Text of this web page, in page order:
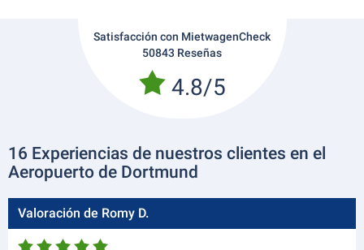
Satisfacción con MietwagenCheck
50843 Reseñas
4.8/5
16 Experiencias de nuestros clientes en el
Aeropuerto de Dortmund
Valoración de Romy D.